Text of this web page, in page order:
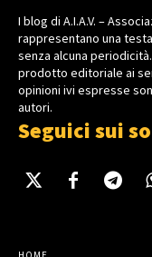
I blog di A.I.A.V. –
rappresentano una
senza alcuna
prodotto editoriale ai
opinioni ivi espresse
autori.
Seguici sui